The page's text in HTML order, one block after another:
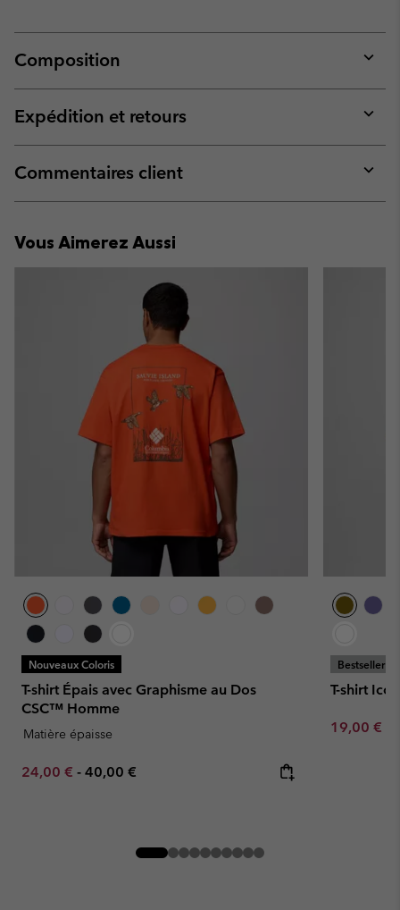
Composition
or
Expédition et retours
or
Commentaires client
or
Vous Aimerez Aussi
Nouveaux Coloris
T-shirt Épais avec Graphisme au Dos
CSC™ Homme
Matière épaisse
Minimum sale price:
24,00 € - Maximum price:
40,00 €
Bestseller
T-shirt
Minimum
19,00 €